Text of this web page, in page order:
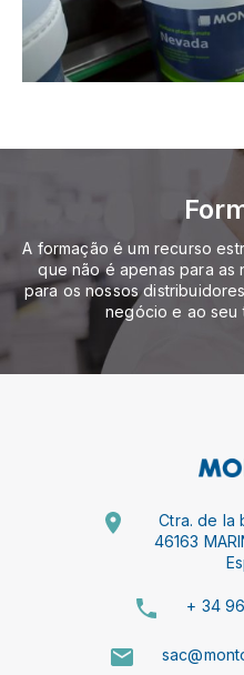
A formação é um recurso
que não é apenas para as
para os nossos
negócio e ao seu
Ctra. de la
46163
+ 34